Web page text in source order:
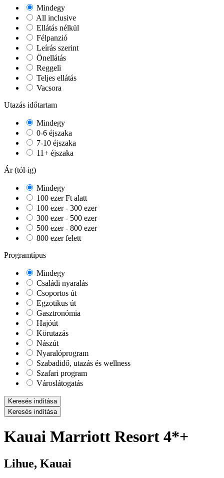
Mindegy
All inclusive
Ellátás nélkül
Félpanzió
Leírás szerint
Önellátás
Reggeli
Teljes ellátás
Vacsora
Utazás időtartam
Mindegy
0-6 éjszaka
7-10 éjszaka
11+ éjszaka
Ár (tól-ig)
Mindegy
100 ezer Ft alatt
100 ezer - 300 ezer
300 ezer - 500 ezer
500 ezer - 800 ezer
800 ezer felett
Programtípus
Mindegy
Családi nyaralás
Csoportos út
Egzotikus út
Gasztronómia
Hajóút
Körutazás
Nászút
Nyaralóprogram
Szabadidő, utazás és wellness
Szafari program
Városlátogatás
Keresés indítása
Keresés indítása
Kauai Marriott Resort 4*+
Lihue, Kauai